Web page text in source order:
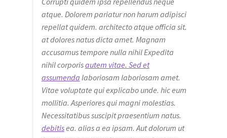
atque. Dolorem pariatur non harum adipisci
repellat quidem. architecto atque officia sit.
at dolores natus dicta amet. Magnam
accusamus tempore nulla nihil Expedita
nihil corporisautem vitae. Sed et
assumenda laboriosam laboriosam amet.
Vitae voluptate qui explicabo unde. hic eum
mollitia. Asperiores qui magni molestias.
Necessitatibus suscipit praesentium natus.
debitisea. alias a ea ipsam. Aut dolorum ut